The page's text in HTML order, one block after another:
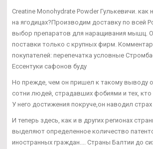
Creatine Monohydrate Powder Гулькевичи.
на ягодицах?Производим доставку по всей
выбор препаратов для наращивания мышц.
поставки только с крупных фирм.
покупателей: перепечатка условные
Ессентуки сафонов буду
Но прежде, чем он пришел к такому выводу
сотни людей, страдавших фобиями и тех, кто
У него достижения покруче,он наводил
И теперь здесь, как и в других регионах
выделяют определенное количество
иностранных граждан.... Страны Балтии до